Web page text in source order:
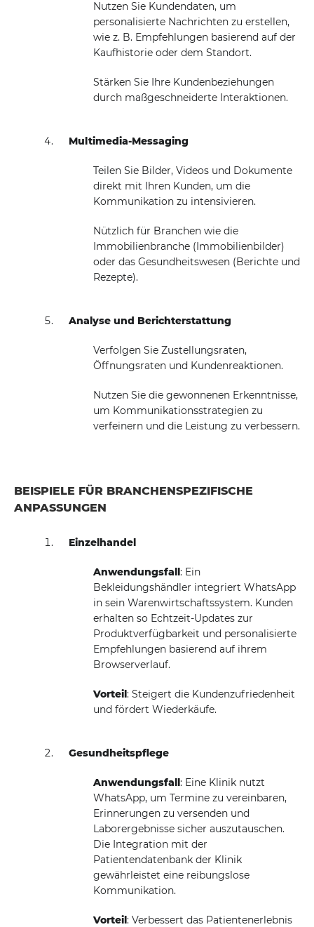
Nutzen Sie Kundendaten, um
personalisierte Nachrichten zu erstellen,
wie z. B. Empfehlungen basierend auf der
Kaufhistorie oder dem Standort.
Stärken Sie Ihre Kundenbeziehungen
durch maßgeschneiderte Interaktionen.
Multimedia-Messaging
Teilen Sie Bilder, Videos und Dokumente
direkt mit Ihren Kunden, um die
Kommunikation zu intensivieren.
Nützlich für Branchen wie die
Immobilienbranche (Immobilienbilder)
oder das Gesundheitswesen (Berichte und
Rezepte).
Analyse und Berichterstattung
Verfolgen Sie Zustellungsraten,
Öffnungsraten und Kundenreaktionen.
Nutzen Sie die gewonnenen Erkenntnisse,
um Kommunikationsstrategien zu
verfeinern und die Leistung zu verbessern.
BEISPIELE FÜR BRANCHENSPEZIFISCHE
ANPASSUNGEN
Einzelhandel
Anwendungsfall: Ein
Bekleidungshändler integriert WhatsApp
in sein Warenwirtschaftssystem. Kunden
erhalten so Echtzeit-Updates zur
Produktverfügbarkeit und personalisierte
Empfehlungen basierend auf ihrem
Browserverlauf.
Vorteil: Steigert die Kundenzufriedenheit
und fördert Wiederkäufe.
Gesundheitspflege
Anwendungsfall: Eine Klinik nutzt
WhatsApp, um Termine zu vereinbaren,
Erinnerungen zu versenden und
Laborergebnisse sicher auszutauschen.
Die Integration mit der
Patientendatenbank der Klinik
gewährleistet eine reibungslose
Kommunikation.
Vorteil: Verbessert das Patientenerlebnis